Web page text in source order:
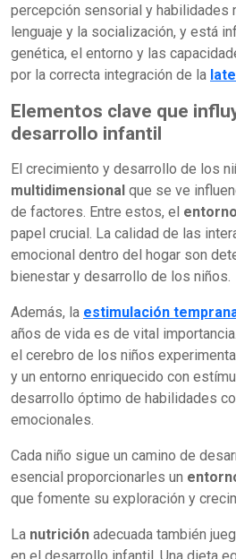
percepción sensorial y habilidades
lenguaje y la socialización, y está
genética, el entorno y las
por la correcta integración de la
Elementos clave que
desarrollo infantil
El crecimiento y desarrollo de los
multidimensional que se ve
de factores. Entre estos, el
papel crucial. La calidad de las
emocional dentro del hogar son
bienestar y desarrollo de los niños.
Además, la estimulación
años de vida es de vital
el cerebro de los niños
y un entorno enriquecido con
desarrollo óptimo de habilidades
emocionales.
Cada niño sigue un camino de
esencial proporcionarles un
que fomente su exploración y
La nutrición adecuada también